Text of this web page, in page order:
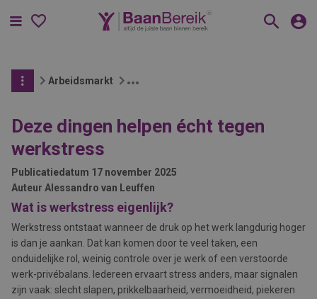
Menu
Arbeidsmarkt
Deze dingen helpen écht tegen
werkstress
Publicatiedatum 17 november 2025
Auteur Alessandro van Leuffen
Wat is werkstress eigenlijk?
Werkstress ontstaat wanneer de druk op het werk langdurig hoger
is dan je aankan. Dat kan komen door te veel taken, een
onduidelijke rol, weinig controle over je werk of een verstoorde
werk-privébalans. Iedereen ervaart stress anders, maar signalen
zijn vaak: slecht slapen, prikkelbaarheid, vermoeidheid, piekeren